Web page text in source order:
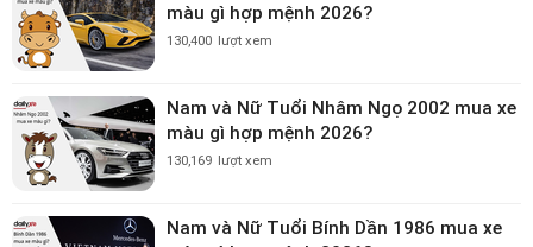
màu gì hợp mệnh 2026?
130,400 lượt xem
Nam và Nữ Tuổi Nhâm Ngọ 2002 mua xe
màu gì hợp mệnh 2026?
130,169 lượt xem
Nam và Nữ Tuổi Bính Dần 1986 mua xe